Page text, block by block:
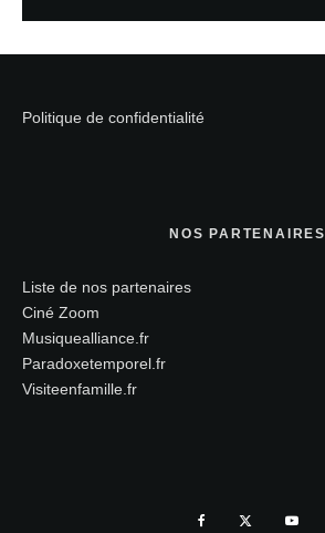
Politique de confidentialité
NOS PARTENAIRES
Liste de nos partenaires
Ciné Zoom
Musiquealliance.fr
Paradoxetemporel.fr
Visiteenfamille.fr